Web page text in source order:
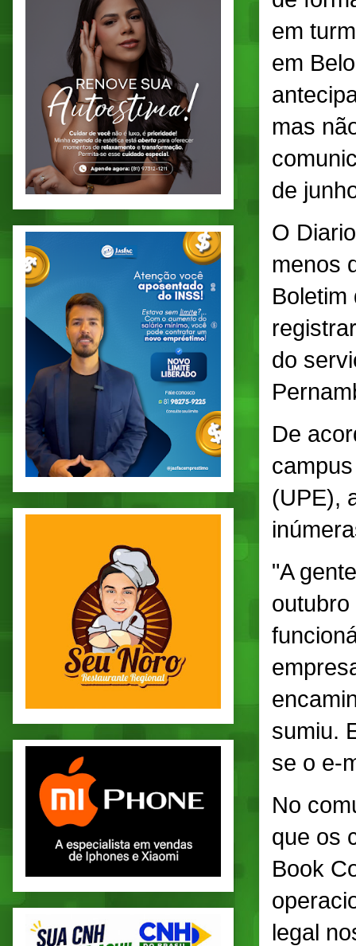
em
em
mas
de
O
menos
do
De
(UPE),
"A
sumiu.
se o e-
No
que os
Book
legal